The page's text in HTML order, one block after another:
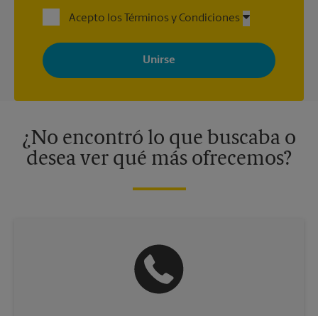
Acepto los Términos y Condiciones
Al registrarse, acepta recibir correos electrónicos de The UPS
Store con noticias, ofertas especiales, promociones y mensajes
adaptados a sus intereses. Puede darse de baja en cualquier
momento. Para más información, consulte nuestra política de
¿No encontró lo que buscaba o
desea ver qué más ofrecemos?